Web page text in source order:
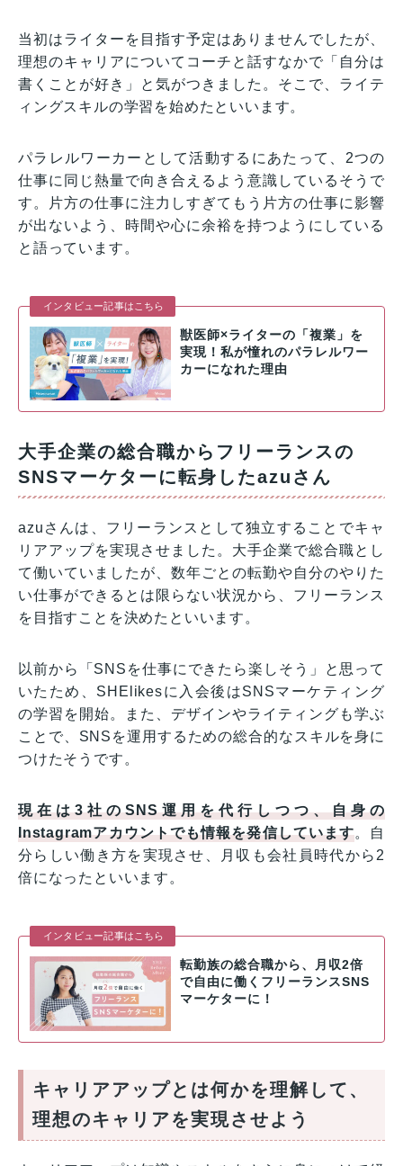
当初はライターを目指す予定はありませんでしたが、
理想のキャリアについてコーチと話すなかで「自分は
書くことが好き」と気がつきました。そこで、ライテ
ィングスキルの学習を始めたといいます。
パラレルワーカーとして活動するにあたって、2つの
仕事に同じ熱量で向き合えるよう意識しているそうで
す。片方の仕事に注力しすぎてもう片方の仕事に影響
が出ないよう、時間や心に余裕を持つようにしている
と語っています。
インタビュー記事はこちら
獣医師×ライターの「複業」を
実現！私が憧れのパラレルワー
カーになれた理由
大手企業の総合職からフリーランスの
SNSマーケターに転身したazuさん
azuさんは、フリーランスとして独立することでキャ
リアアップを実現させました。大手企業で総合職とし
て働いていましたが、数年ごとの転勤や自分のやりた
い仕事ができるとは限らない状況から、フリーランス
を目指すことを決めたといいます。
以前から「SNSを仕事にできたら楽しそう」と思って
いたため、SHElikesに入会後はSNSマーケティング
の学習を開始。また、デザインやライティングも学ぶ
ことで、SNSを運用するための総合的なスキルを身に
つけたそうです。
現在は3社のSNS運用を代行しつつ、自身の
Instagramアカウントでも情報を発信しています。自
分らしい働き方を実現させ、月収も会社員時代から2
倍になったといいます。
インタビュー記事はこちら
転勤族の総合職から、月収2倍
で自由に働くフリーランスSNS
マーケターに！
キャリアアップとは何かを理解して、
理想のキャリアを実現させよう